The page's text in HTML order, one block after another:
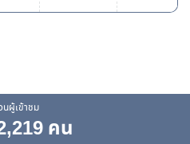
นผู้เข้าชม
คน